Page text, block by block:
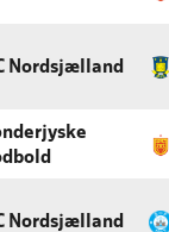
Nordsjælland
Nordsjælland